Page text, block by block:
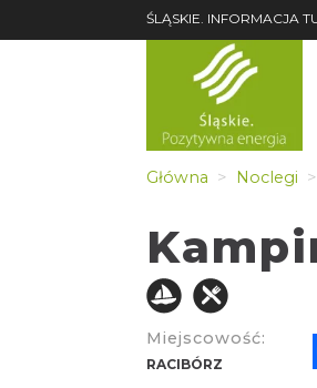
ŚLĄSKIE. INFORMACJA
Główna Noclegi
Miejscowość:
RACIBÓRZ